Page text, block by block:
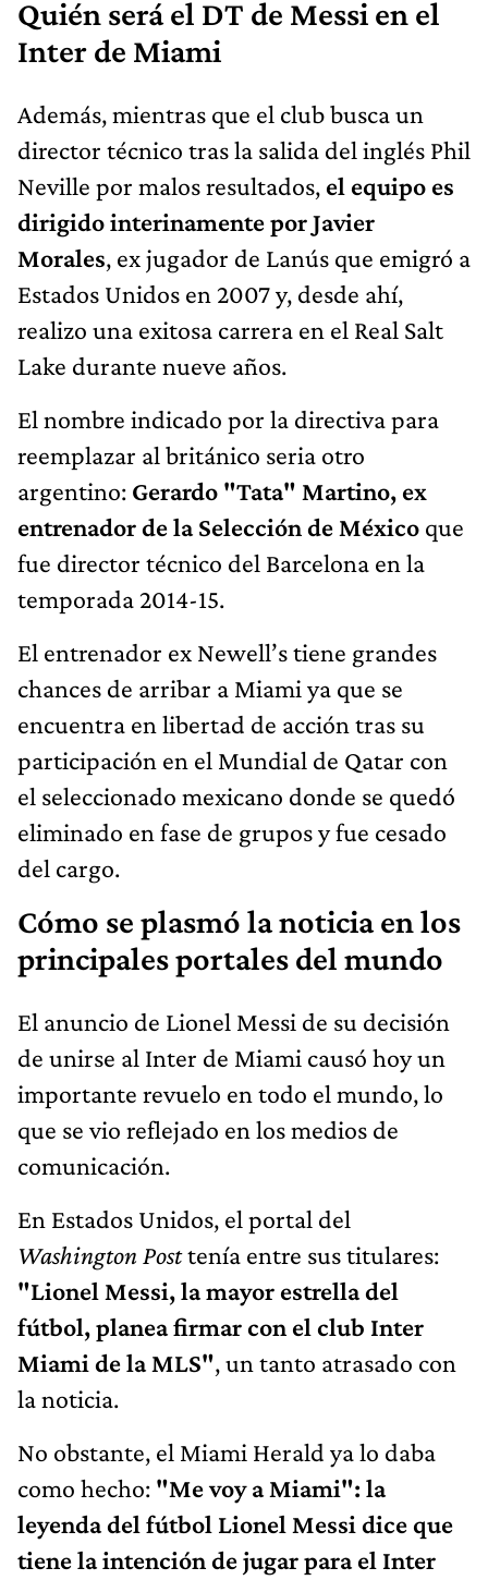
Quién será el DT de Messi en el
Inter de Miami
Además, mientras que el club busca un
director técnico tras la salida del inglés Phil
Neville por malos resultados, el equipo es
dirigido interinamente por Javier
Morales, ex jugador de Lanús que emigró a
Estados Unidos en 2007 y, desde ahí,
realizo una exitosa carrera en el Real Salt
Lake durante nueve años.
El nombre indicado por la directiva para
reemplazar al británico seria otro
argentino: Gerardo "Tata" Martino, ex
entrenador de la Selección de México que
fue director técnico del Barcelona en la
temporada 2014-15.
El entrenador ex Newell’s tiene grandes
chances de arribar a Miami ya que se
encuentra en libertad de acción tras su
participación en el Mundial de Qatar con
el seleccionado mexicano donde se quedó
eliminado en fase de grupos y fue cesado
del cargo.
Cómo se plasmó la noticia en los
principales portales del mundo
El anuncio de Lionel Messi de su decisión
de unirse al Inter de Miami causó hoy un
importante revuelo en todo el mundo, lo
que se vio reflejado en los medios de
comunicación.
En Estados Unidos, el portal del
Washington Posttenía entre sus titulares:
"Lionel Messi, la mayor estrella del
fútbol, ​​planea firmar con el club Inter
Miami de la MLS", un tanto atrasado con
la noticia.
No obstante, el Miami Herald ya lo daba
como hecho: "Me voy a Miami": la
leyenda del fútbol Lionel Messi dice que
tiene la intención de jugar para el Inter